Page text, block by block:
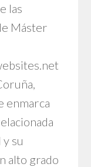
las
Máster
enmarca
su
alto grado